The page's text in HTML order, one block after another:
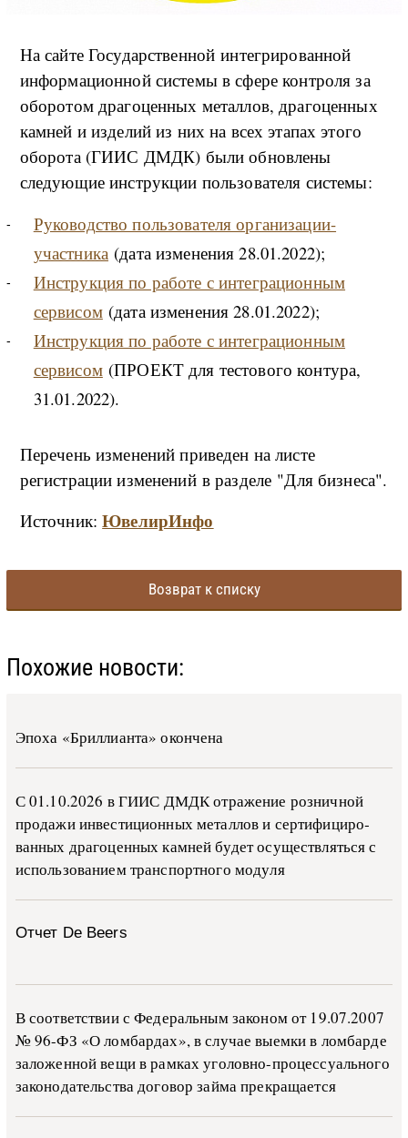
На сайте Государственной интегрированной
информационной системы в сфере контроля за
оборотом драгоценных металлов, драгоценных
камней и изделий из них на всех этапах этого
оборота (ГИИС ДМДК) были обновлены
следующие инструкции пользователя системы:
Руководство пользователя организации-
участника (дата изменения 28.01.2022);
Инструкция по работе с интеграционным
сервисом(дата изменения 28.01.2022);
Инструкция по работе с интеграционным
сервисом(ПРОЕКТ для тестового контура,
31.01.2022).
Перечень изменений приведен на листе
регистрации изменений в разделе "Для бизнеса".
Источник:ЮвелирИнфо
Возврат к списку
Похожие новости:
Эпоха «Бриллианта» окончена
С 01.10.2026 в ГИИС ДМДК от­ра­же­ние роз­ни­ч­ной
про­да­жи ин­ве­сти­ци­он­ных ме­тал­лов и сер­ти­фи­ци­ро­
ван­ных дра­го­цен­ных ка­м­ней бу­дет осу­ще­ств­лять­ся с
ис­поль­зо­ва­ни­ем тран­с­пор­т­но­го мо­ду­ля
Отчет De Beers
В со­о­т­вет­ствии с Фе­де­раль­ным за­ко­ном от 19.07.2007
№ 96-ФЗ «О ло­м­бар­дах», в слу­чае вы­е­м­ки в ло­м­бар­де
за­ло­жен­ной ве­щи в ра­м­ках уго­ло­в­но-­про­цес­су­аль­но­го
за­ко­но­да­тель­ства до­го­вор зай­ма пре­кра­ща­ет­ся